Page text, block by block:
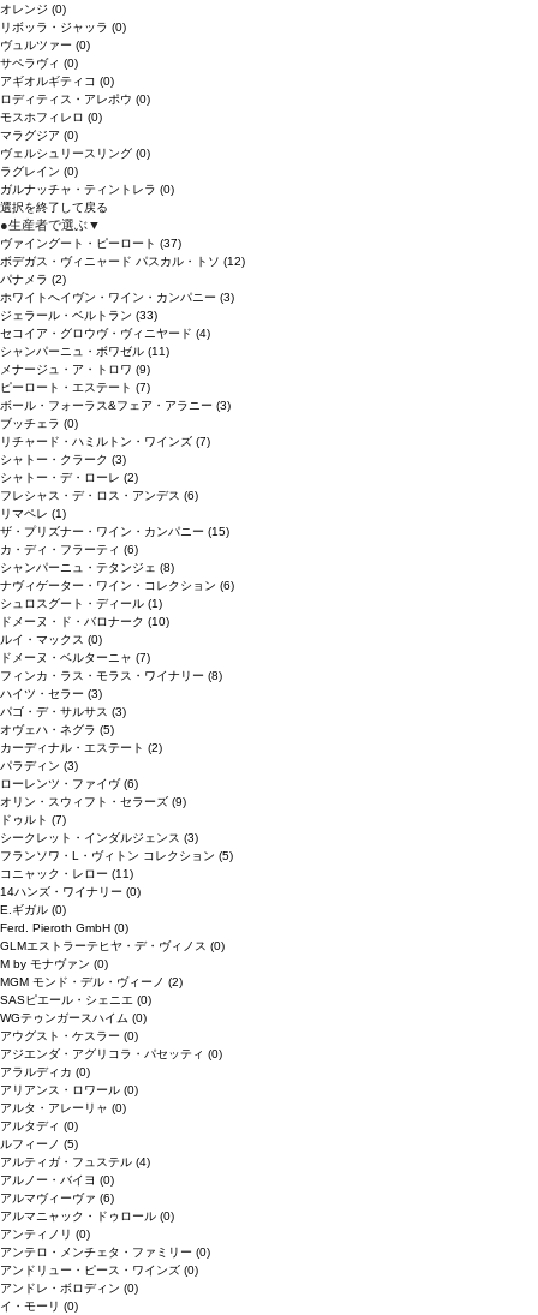
オレンジ (0)
リボッラ・ジャッラ (0)
ヴュルツァー (0)
サペラヴィ (0)
アギオルギティコ (0)
ロディティス・アレポウ (0)
モスホフィレロ (0)
マラグジア (0)
ヴェルシュリースリング (0)
ラグレイン (0)
ガルナッチャ・ティントレラ (0)
選択を終了して戻る
●生産者で選ぶ▼
ヴァイングート・ピーロート (37)
ボデガス・ヴィニャード パスカル・トソ (12)
パナメラ (2)
ホワイトへイヴン・ワイン・カンパニー (3)
ジェラール・ベルトラン (33)
セコイア・グロウヴ・ヴィニヤード (4)
シャンパーニュ・ボワゼル (11)
メナージュ・ア・トロワ (9)
ピーロート・エステート (7)
ボール・フォーラス&フェア・アラニー (3)
ブッチェラ (0)
リチャード・ハミルトン・ワインズ (7)
シャトー・クラーク (3)
シャトー・デ・ローレ (2)
フレシャス・デ・ロス・アンデス (6)
リマペレ (1)
ザ・プリズナー・ワイン・カンパニー (15)
カ・ディ・フラーティ (6)
シャンパーニュ・テタンジェ (8)
ナヴィゲーター・ワイン・コレクション (6)
シュロスグート・ディール (1)
ドメーヌ・ド・バロナーク (10)
ルイ・マックス (0)
ドメーヌ・ベルターニャ (7)
フィンカ・ラス・モラス・ワイナリー (8)
ハイツ・セラー (3)
パゴ・デ・サルサス (3)
オヴェハ・ネグラ (5)
カーディナル・エステート (2)
パラディン (3)
ローレンツ・ファイヴ(6)
オリン・スウィフト・セラーズ (9)
ドゥルト (7)
シークレット・インダルジェンス (3)
フランソワ・L・ヴィトン コレクション (5)
コニャック・レロー (11)
14ハンズ・ワイナリー (0)
E.ギガル (0)
Ferd. Pieroth GmbH (0)
GLMエストラーテヒヤ・デ・ヴィノス (0)
M by モナヴァン (0)
MGM モンド・デル・ヴィーノ (2)
SASピエール・シェニエ (0)
WGテゥンガースハイム (0)
アウグスト・ケスラー (0)
アジエンダ・アグリコラ・パセッティ (0)
アラルディカ (0)
アリアンス・ロワール (0)
アルタ・アレーリャ (0)
アルタディ (0)
ルフィーノ (5)
アルティガ・フュステル (4)
アルノー・バイヨ (0)
アルマヴィーヴァ (6)
アルマニャック・ドゥロール (0)
アンティノリ (0)
アンテロ・メンチェタ・ファミリー (0)
アンドリュー・ピース・ワインズ (0)
アンドレ・ボロディン (0)
イ・モーリ (0)